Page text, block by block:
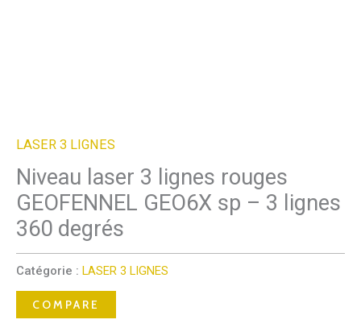
LASER 3 LIGNES
Niveau laser 3 lignes rouges
GEOFENNEL GEO6X sp – 3 lignes
360 degrés
Catégorie : LASER 3 LIGNES
COMPARE